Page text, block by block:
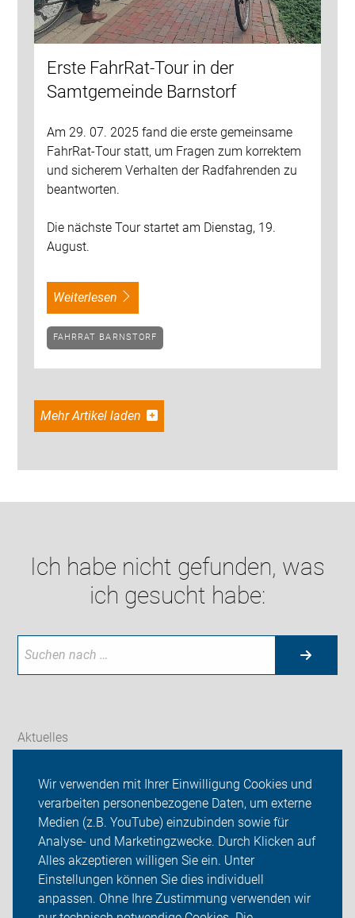
Wir verwenden mit Ihrer Einwilligung Cookies und
verarbeiten personenbezogene Daten, um externe
Medien (z.B. YouTube) einzubinden sowie für
Analyse- und Marketingzwecke. Durch Klicken auf
Alles akzeptieren willigen Sie ein. Unter
Einstellungen können Sie dies individuell
anpassen. Ohne Ihre Zustimmung verwenden wir
Erste FahrRat-Tour in der
Samtgemeinde Barnstorf
Am 29. 07. 2025 fand die erste gemeinsame
FahrRat-Tour statt, um Fragen zum korrektem
und sicherem Verhalten der Radfahrenden zu
beantworten.
Die nächste Tour startet am Dienstag, 19.
August.
weiterlesen
FAHRRAT BARNSTORF
Mehr Artikel laden
Ich habe nicht gefunden, was
ich gesucht habe:
Aktuelles
Galerien
ADFC OG Diepholz
Sei dabei
Login